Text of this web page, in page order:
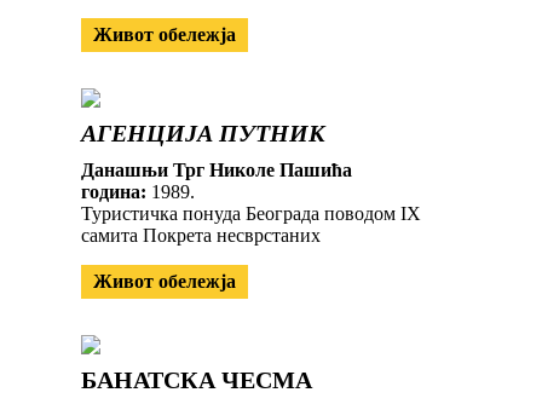
Живот обележја
АГЕНЦИЈА ПУТНИК
Данашњи Трг Николе Пашића
година: 1989.
Туристичка понуда Београда поводом IX
самита Покрета несврстаних
Живот обележја
БАНАТСКА ЧЕСМА